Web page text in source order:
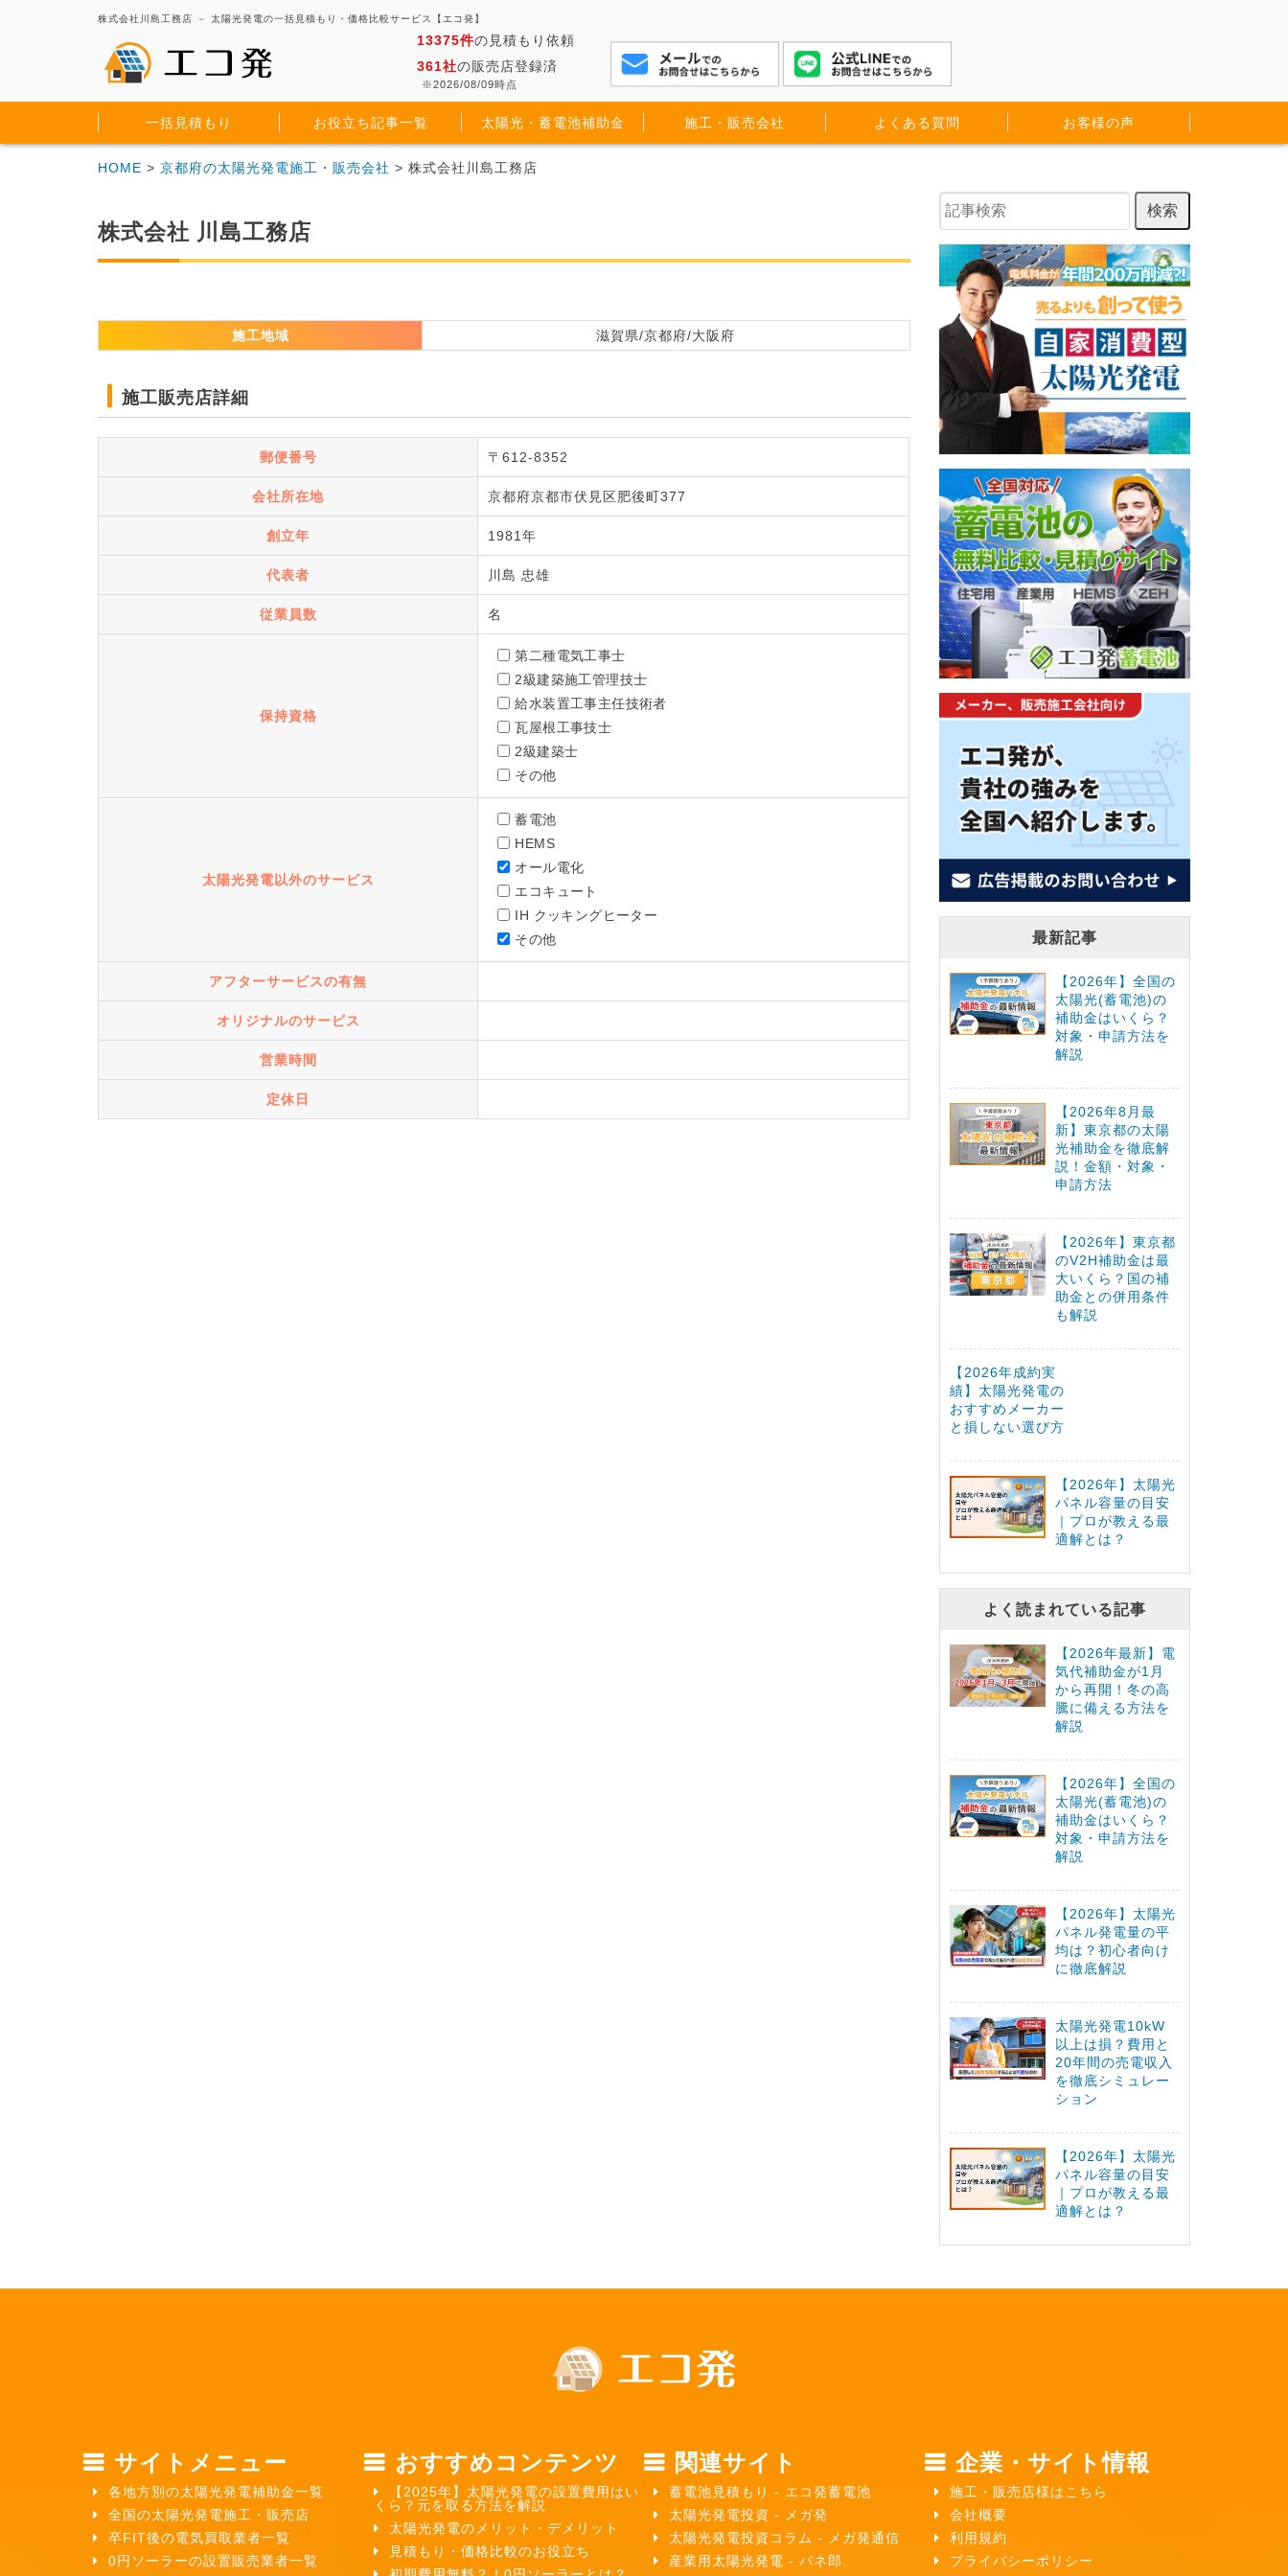
株式会社川島工務店 － 太陽光発電の一括見積もり・価格比較サービス【エコ発】
13375件の見積もり依頼
361社の販売店登録済
※2026/08/09時点
一括見積もり お役立ち記事一覧 太陽光・蓄電池補助金 施工・販売会社 よくある質問 お客様の声
HOME > 京都府の太陽光発電施工・販売会社 > 株式会社川島工務店
株式会社 川島工務店
施工地域 滋賀県/京都府/大阪府
施工販売店詳細
郵便番号 〒612-8352
会社所在地 京都府京都市伏見区肥後町377
創立年 1981年
代表者 川島 忠雄
従業員数 名
保持資格
第二種電気工事士
2級建築施工管理技士
給水装置工事主任技術者
瓦屋根工事技士
2級建築士
その他
太陽光発電以外のサービス
蓄電池
HEMS
オール電化
エコキュート
IH クッキングヒーター
その他
アフターサービスの有無
オリジナルのサービス
営業時間
定休日
最新記事
【2026年】全国の
太陽光(蓄電池)の
補助金はいくら？
対象・申請方法を
解説
【2026年8月最
新】東京都の太陽
光補助金を徹底解
説！金額・対象・
申請方法
【2026年】東京都
のV2H補助金は最
大いくら？国の補
助金との併用条件
も解説
【2026年成約実
績】太陽光発電の
おすすめメーカー
と損しない選び方
【2026年】太陽光
パネル容量の目安
｜プロが教える最
適解とは？
よく読まれている記事
【2026年最新】電
気代補助金が1月
から再開！冬の高
騰に備える方法を
解説
【2026年】全国の
太陽光(蓄電池)の
補助金はいくら？
対象・申請方法を
解説
【2026年】太陽光
パネル発電量の平
均は？初心者向け
に徹底解説
太陽光発電10kW
以上は損？費用と
20年間の売電収入
を徹底シミュレー
ション
【2026年】太陽光
パネル容量の目安
｜プロが教える最
適解とは？
サイトメニュー
各地方別の太陽光発電補助金一覧
全国の太陽光発電施工・販売店
卒FIT後の電気買取業者一覧
0円ソーラーの設置販売業者一覧
おすすめコンテンツ
【2025年】太陽光発電の設置費用はい
くら？元を取る方法を解説
太陽光発電のメリット・デメリット
見積もり・価格比較のお役立ち
関連サイト
蓄電池見積もり - エコ発蓄電池
太陽光発電投資 - メガ発
太陽光発電投資コラム - メガ発通信
産業用太陽光発電 - パネ郎
企業・サイト情報
施工・販売店様はこちら
会社概要
利用規約
プライバシーポリシー